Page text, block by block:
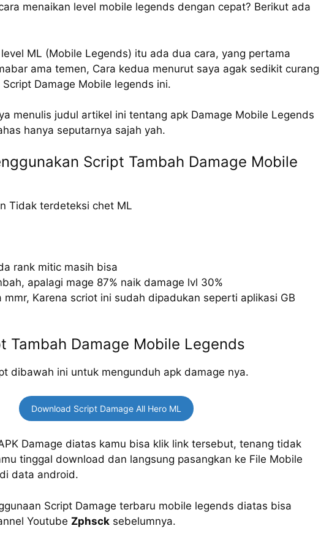
menaikan level mobile legends dengan cepat? Berikut ada
ML (Mobile Legends) itu ada dua cara, yang pertama
ama temen, Cara kedua menurut saya agak sedikit curang
Damage Mobile legends ini.
menulis judul artikel ini tentang apk Damage Mobile Legends
hanya seputarnya sajah yah.
Script Tambah Damage Mobile
Tidak terdeteksi chet ML
rank mitic masih bisa
apalagi mage 87% naik damage lvl 30%
mmr, Karena scriot ini sudah dipadukan seperti aplikasi GB
Tambah Damage Mobile Legends
dibawah ini untuk mengunduh apk damage nya.
Download Script Damage All Hero ML
Damage diatas kamu bisa klik link tersebut, tenang tidak
tinggal download dan langsung pasangkan ke File Mobile
data android.
Script Damage terbaru mobile legends diatas bisa
Youtube Zphsck sebelumnya.